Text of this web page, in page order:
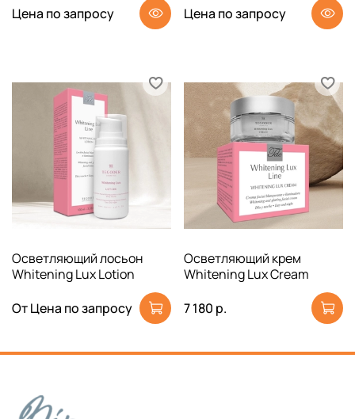
Цена по запросу
Цена по запросу
Осветляющий лосьон
Whitening Lux Lotion
ОтЦена по запросу
Осветляющий крем
Whitening Lux Cream
7 180 р.